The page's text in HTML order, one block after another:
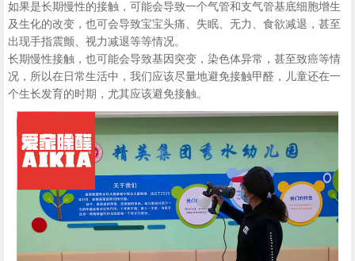
如果是长期慢性的接触，可能会导致一个气管和支气管基底细胞增生
及生化的改变，也可会导致宝宝头痛、失眠、无力、食欲减退，甚至
出现手指震颤、视力减退等等情况。
长期慢性接触，也可能会导致基因突变，染色体异常，甚至致癌等情
况，所以在日常生活中，我们应该尽量地避免接触甲醛，儿童还在一
个生长发育的时期，尤其应该避免接触。